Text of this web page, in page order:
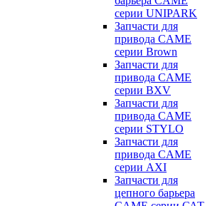
серии UNIPARK
Запчасти для
привода CAME
серии Brown
Запчасти для
привода CAME
серии BXV
Запчасти для
привода CAME
серии STYLO
Запчасти для
привода CAME
серии AXI
Запчасти для
цепного барьера